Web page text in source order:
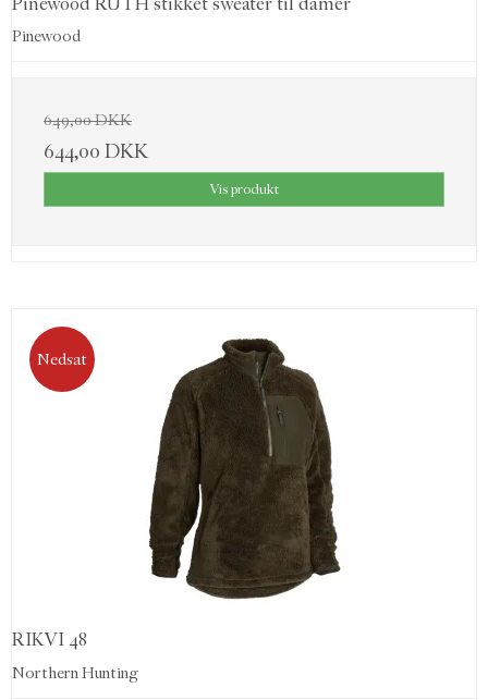
Pinewood
649,00 DKK
644,00 DKK
Vis produkt
Nedsat
RIKVI 48
Northern Hunting